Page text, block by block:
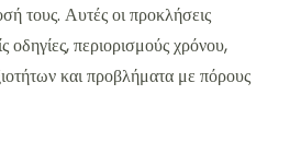
τους. Αυτές οι προκλήσεις
οδηγίες, περιορισμούς χρόνου,
και προβλήματα με πόρους